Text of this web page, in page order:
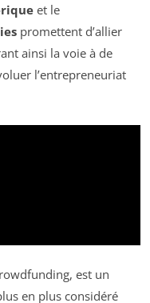
et le
promettent d’allier
ainsi la voie à de
l’entrepreneuriat
est un
en plus considéré